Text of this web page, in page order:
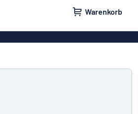
Warenkorb
Türschilder